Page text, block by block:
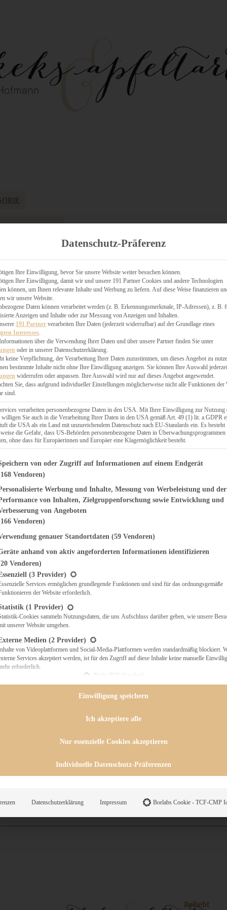
KÄSEKUCHEN
& QUICHES
Beliebt
Datenschutz-Präferenz
Ihre Einwilligung, bevor Sie unsere Website weiter besuchen können.
Ihre Einwilligung, damit wir und unsere 191 Partner Cookies und andere Technologien
können, um Ihnen relevante Inhalte und Werbung zu liefern. Auf diese Weise finanzieren
wir unsere Website.
Daten können verarbeitet werden (z. B. Erkennungsmerkmale, IP-Adressen), z. B.
Anzeigen und Inhalte oder zur Messung von Anzeigen und Inhalten.
191 Partner verarbeiten Ihre Daten (jederzeit widerrufbar) auf der Grundlage eines
Interesses.
über die Verwendung Ihrer Daten und über unsere Partner finden Sie unter
oder in unserer Datenschutzerklärung.
keine Verpflichtung, der Verarbeitung Ihrer Daten zuzustimmen, um dieses Angebot zu
bestimmte Inhalte nicht ohne Ihre Einwilligung anzeigen. Sie können Ihre Auswahl
widerrufen oder anpassen. Ihre Auswahl wird nur auf dieses Angebot angewendet.
Sie, dass aufgrund individueller Einstellungen möglicherweise nicht alle Funktionen der
sind.
verarbeiten personenbezogene Daten in den USA. Mit Ihrer Einwilligung zur Nutzung
willigen Sie auch in die Verarbeitung Ihrer Daten in den USA gemäß Art. 49 (1) lit. a GDPR
die USA als ein Land mit unzureichendem Datenschutz nach EU-Standards ein. Es besteht
die Gefahr, dass US-Behörden personenbezogene Daten in Überwachungsprogrammen
ohne dass für Europäerinnen und Europäer eine Klagemöglichkeit besteht.
finden Sie eine Liste der Zwecke des IAB Transparency and
von oder Zugriff auf Informationen auf einem Endgerät
Vendoren)
Werbung und Inhalte, Messung von Werbeleistung und der
von Inhalten, Zielgruppenforschung sowie Entwicklung und
von Angeboten
Vendoren)
genauer Standortdaten (59 Vendoren)
anhand von aktiv angeforderten Informationen identifizieren
Vendoren)
eine Liste der Service-Gruppen, für die eine Einwilligung erteilt werden
(3 Provider)
Services ermöglichen grundlegende Funktionen und sind für das ordnungsgemäße
der Website erforderlich.
(1 Provider)
Cookies sammeln Nutzungsdaten, die uns Aufschluss darüber geben, wie unsere
unserer Website umgehen.
Medien (2 Provider)
von Videoplattformen und Social-Media-Plattformen werden standardmäßig blockiert.
Services akzeptiert werden, ist für den Zugriff auf diese Inhalte keine manuelle
erforderlich.
Nicht-TCF-Standard
Einwilligung speichern
Ich akzeptiere alle
Nur essenzielle Cookies akzeptieren
Individuelle Datenschutz-Präferenzen
Datenschutzerklärung Impressum Borlabs Cookie - TCF-CMP